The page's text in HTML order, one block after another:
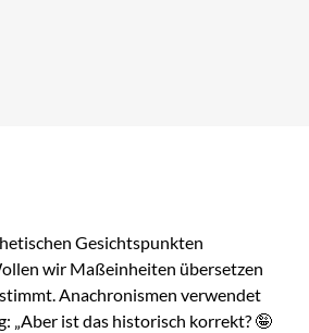
Gesichtspunkten
wir Maßeinheiten übersetzen
Anachronismen verwendet
„Aber ist das historisch korrekt? 🤪